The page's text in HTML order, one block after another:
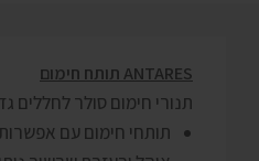
ANTARES תותח חימום
תנורי חימום סולר לחללים
תותחי חימום עם